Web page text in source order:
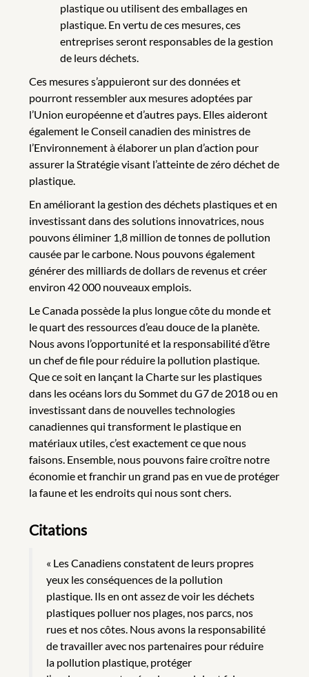
plastique ou utilisent des emballages en
plastique. En vertu de ces mesures, ces
entreprises seront responsables de la gestion
de leurs déchets.
Ces mesures s’appuieront sur des données et
pourront ressembler aux mesures adoptées par
l’Union européenne et d’autres pays. Elles aideront
également le Conseil canadien des ministres de
l’Environnement à élaborer un plan d’action pour
assurer la Stratégie visant l’atteinte de zéro déchet de
plastique.
En améliorant la gestion des déchets plastiques et en
investissant dans des solutions innovatrices, nous
pouvons éliminer 1,8 million de tonnes de pollution
causée par le carbone. Nous pouvons également
générer des milliards de dollars de revenus et créer
environ 42 000 nouveaux emplois.
Le Canada possède la plus longue côte du monde et
le quart des ressources d’eau douce de la planète.
Nous avons l’opportunité et la responsabilité d’être
un chef de file pour réduire la pollution plastique.
Que ce soit en lançant la Charte sur les plastiques
dans les océans lors du Sommet du G7 de 2018 ou en
investissant dans de nouvelles technologies
canadiennes qui transforment le plastique en
matériaux utiles, c’est exactement ce que nous
faisons. Ensemble, nous pouvons faire croître notre
économie et franchir un grand pas en vue de protéger
la faune et les endroits qui nous sont chers.
Citations
« Les Canadiens constatent de leurs propres
yeux les conséquences de la pollution
plastique. Ils en ont assez de voir les déchets
plastiques polluer nos plages, nos parcs, nos
rues et nos côtes. Nous avons la responsabilité
de travailler avec nos partenaires pour réduire
la pollution plastique, protéger